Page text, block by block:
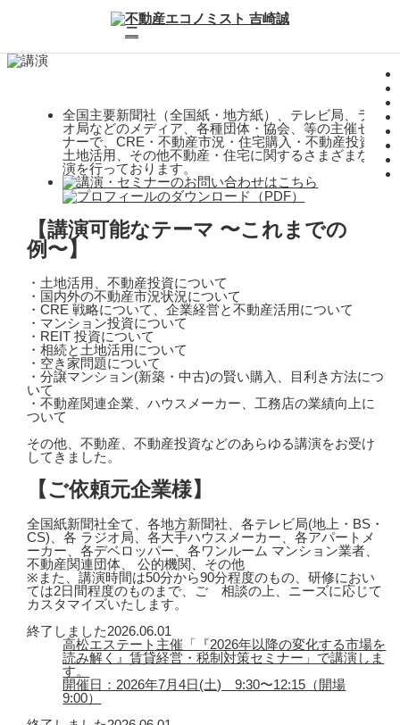
全国主要新聞社（全国紙・地方紙）、テレビ局、ラジ
オ局などのメディア、各種団体・協会、等の主催セミ
ナーで、CRE・不動産市況・住宅購入・不動産投資・
土地活用、その他不動産・住宅に関するさまざまな講
演を行っております。
【講演可能なテーマ 〜これまでの
例〜】
・土地活用、不動産投資について
・国内外の不動産市況状況について
・CRE 戦略について、企業経営と不動産活用について
・マンション投資について
・REIT 投資について
・相続と土地活用について
・空き家問題について
・分譲マンション(新築・中古)の賢い購入、目利き方法につ
いて
・不動産関連企業、ハウスメーカー、工務店の業績向上に
ついて
その他、不動産、不動産投資などのあらゆる講演をお受け
してきました。
【ご依頼元企業様】
全国紙新聞社全て、各地方新聞社、各テレビ局(地上・BS・
CS)、各 ラジオ局、各大手ハウスメーカー、各アパートメ
ーカー、各デベロッパー、各ワンルーム マンション業者、
不動産関連団体、 公的機関、その他
※また、講演時間は50分から90分程度のもの、研修におい
ては2日間程度のものまで、ご゙相談の上、ニーズに応じて
カスタマイズいたします。
終了しました2026.06.01
高松エステート主催「『2026年以降の変化する市場を
読み解く』賃貸経営・税制対策セミナー」で講演しま
す。
開催日：2026年7月4日(土) 9:30〜12:15（開場
9:00）